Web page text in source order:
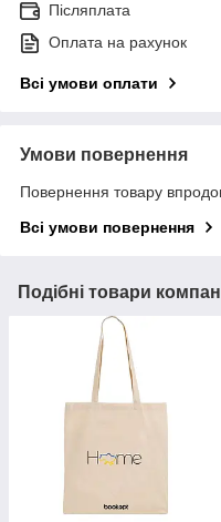
Післяплата
Оплата на рахунок
Всі умови оплати
Умови повернення
Повернення товару
Всі умови повернення
Подібні товари